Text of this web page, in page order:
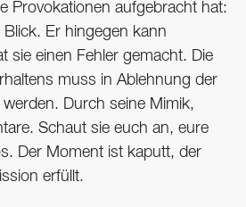
Provokationen aufgebracht hat:
Blick. Er hingegen kann
sie einen Fehler gemacht. Die
muss in Ablehnung der
werden. Durch seine Mimik,
Schaut sie euch an, eure
Der Moment ist kaputt, der
erfüllt.